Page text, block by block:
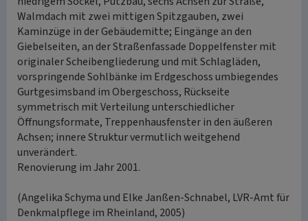
Walmdach mit zwei mittigen Spitzgauben, zwei
Kaminzüge in der Gebäudemitte; Eingänge an den
Giebelseiten, an der Straßenfassade Doppelfenster mit
originaler Scheibengliederung und mit Schlagläden,
vorspringende Sohlbänke im Erdgeschoss umbiegendes
Gurtgesimsband im Obergeschoss, Rückseite
symmetrisch mit Verteilung unterschiedlicher
Öffnungsformate, Treppenhausfenster in den äußeren
Achsen; innere Struktur vermutlich weitgehend
unverändert.
Renovierung im Jahr 2001.
(Angelika Schyma und Elke Janßen-Schnabel, LVR-Amt für
Denkmalpflege im Rheinland, 2005)